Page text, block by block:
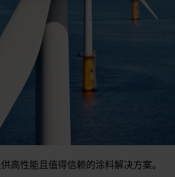
高性能且值得信赖的涂料解决方案。